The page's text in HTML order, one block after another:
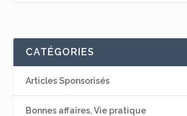
CATÉGORIES
Articles Sponsorisés
Bonnes affaires, Vie pratique